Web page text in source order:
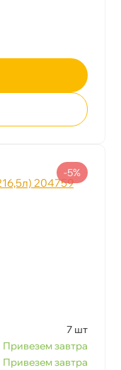
7 шт
Привезем завтра
Привезем завтра
-5%